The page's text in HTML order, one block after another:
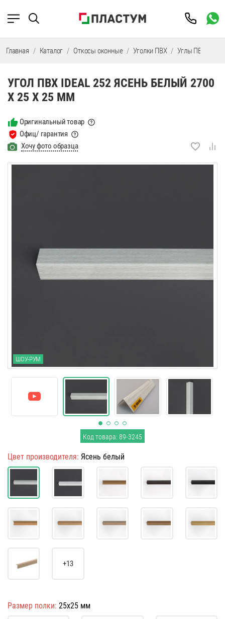
Главная Каталог Откосы оконные Уголки ПВХ Углы ПВХ IDEAL
УГОЛ ПВХ IDEAL 252 ЯСЕНЬ БЕЛЫЙ 2700
Х 25 Х 25 ММ
Оригинальный товар
Офиц/ гарантия
Хочу фото образца
ШОУ-РУМ
Код товара: 89-3245
Цвет производителя: Ясень белый
+13
Размер полки: 25х25 мм